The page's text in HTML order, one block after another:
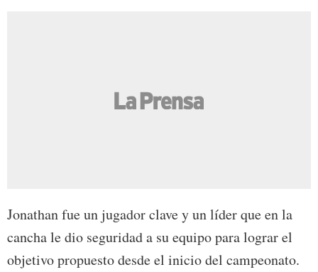
Jonathan fue un jugador clave y un líder que en la
cancha le dio seguridad a su equipo para lograr el
objetivo propuesto desde el inicio del campeonato.